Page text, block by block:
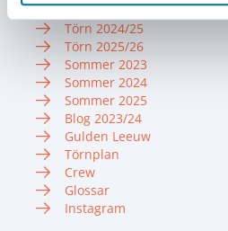
Törn 2023/24
Törn 2024/25
Törn 2025/26
Sommer 2023
Sommer 2024
Sommer 2025
Blog 2023/24
Gulden Leeuw
Törnplan
Crew
Glossar
Instagram